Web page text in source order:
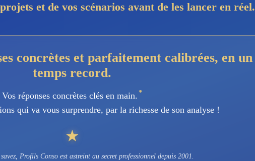
et de vos scénarios avant de les lancer en réel.
concrètes et parfaitement calibrées, en un
temps record.
Vos réponses concrètes clés en main.*
qui va vous surprendre, par la richesse de son analyse !
★
Profils Conso est astreint au secret professionnel depuis 2001.